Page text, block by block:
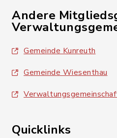
Andere
Gemeinde Kunreuth
Gemeinde Wiesenthau
Quicklinks